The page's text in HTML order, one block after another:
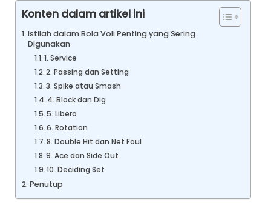
Konten dalam artikel ini
Istilah dalam Bola Voli Penting yang Sering
Digunakan
1. Service
2. Passing dan Setting
3. Spike atau Smash
4. Block dan Dig
5. Libero
6. Rotation
8. Double Hit dan Net Foul
9. Ace dan Side Out
10. Deciding Set
Penutup